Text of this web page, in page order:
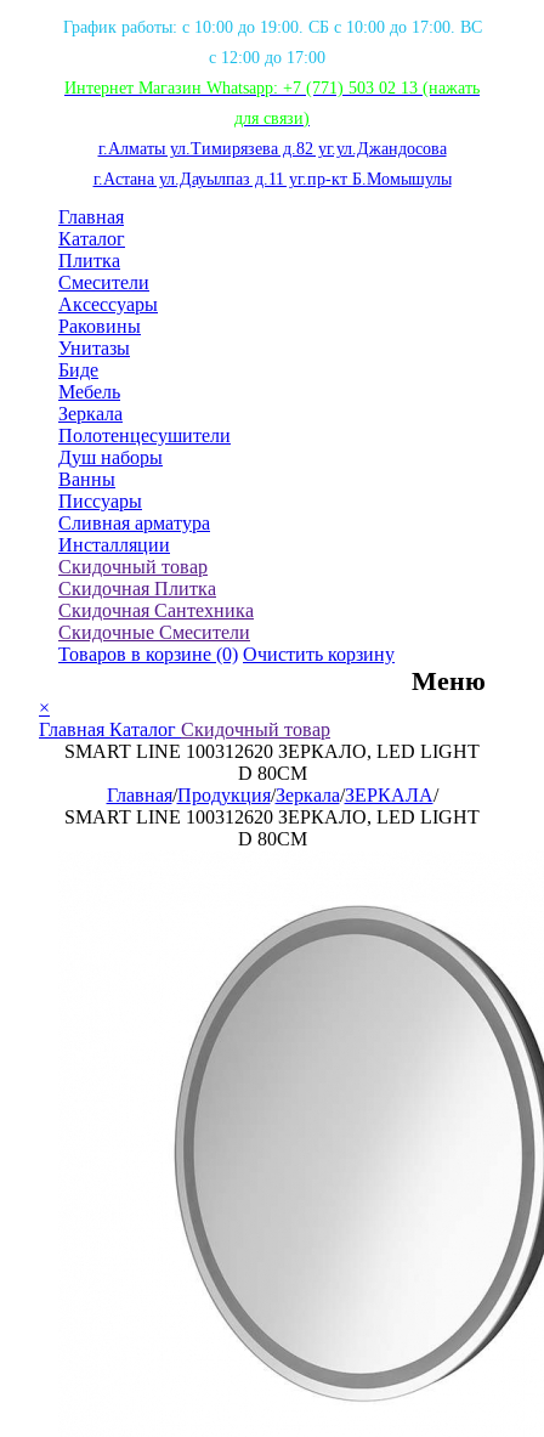
График работы: с 10:00 до 19:00. СБ с 10:00 до 17:00. ВС
с 12:00 до 17:00
Интернет Магазин Whatsapp: +7 (771) 503 02 13 (нажать
для связи)
г.Алматы ул.Тимирязева д.82 уг.ул.Джандосова
г.Астана ул.Дауылпаз д.11 уг.пр-кт Б.Момышулы
Главная
Каталог
Плитка
Смесители
Аксессуары
Раковины
Унитазы
Биде
Мебель
Зеркала
Полотенцесушители
Душ наборы
Ванны
Писсуары
Сливная арматура
Инсталляции
Скидочный товар
Скидочная Плитка
Скидочная Сантехника
Скидочные Смесители
Товаров в корзине (0) Очистить корзину
Меню
×
Главная Каталог Скидочный товар
SMART LINE 100312620 ЗЕРКАЛО, LED LIGHT
D 80CM
Главная/Продукция/Зеркала/ЗЕРКАЛА/
SMART LINE 100312620 ЗЕРКАЛО, LED LIGHT
D 80CM